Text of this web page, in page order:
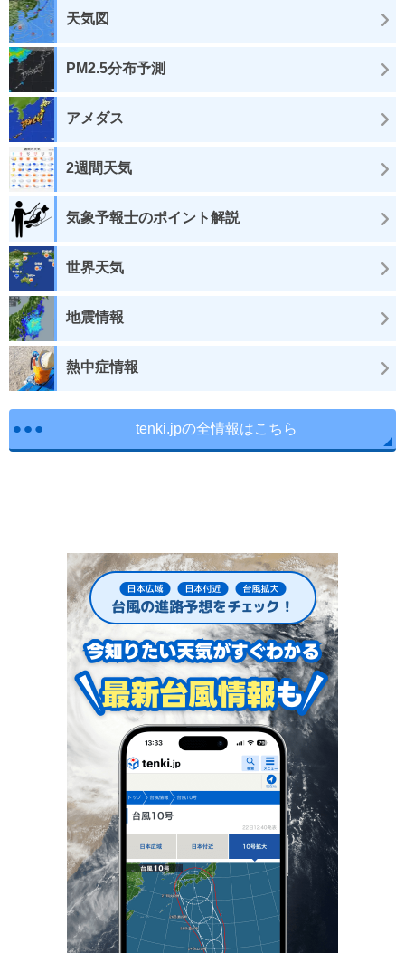
天気図
PM2.5分布予測
アメダス
2週間天気
気象予報士のポイント解説
世界天気
地震情報
熱中症情報
tenki.jpの全情報はこちら